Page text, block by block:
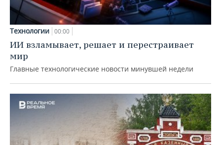
Технологии 00:00
ИИ взламывает, решает и перестраивает
мир
Главные технологические новости минувшей недели